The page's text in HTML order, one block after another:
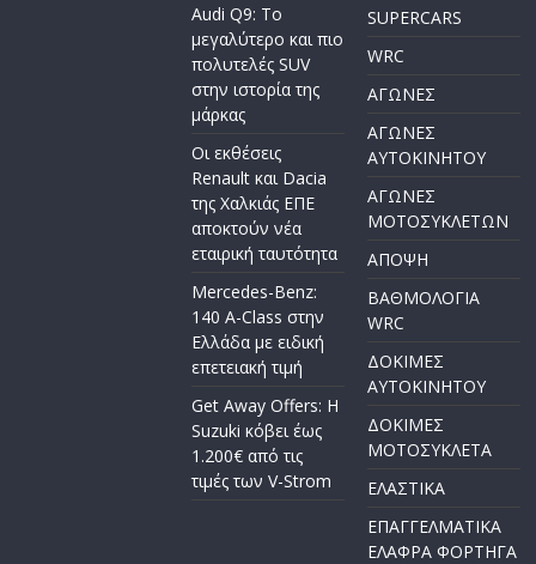
Audi Q9: Το
μεγαλύτερο και πιο
πολυτελές SUV
στην ιστορία της
μάρκας
Οι εκθέσεις
Renault και Dacia
της Χαλκιάς ΕΠΕ
αποκτούν νέα
εταιρική ταυτότητα
Mercedes-Benz:
140 A-Class στην
Ελλάδα με ειδική
επετειακή τιμή
Get Away Offers: Η
Suzuki κόβει έως
1.200€ από τις
τιμές των V-Strom
SUPERCARS
WRC
ΑΓΩΝΕΣ
ΑΓΩΝΕΣ
AYTOKINHTOY
ΑΓΩΝΕΣ
ΜΟΤΟΣΥΚΛΕΤΩΝ
ΑΠΟΨΗ
ΒΑΘΜΟΛΟΓΙΑ
WRC
ΔΟΚΙΜΕΣ
ΑΥΤΟΚΙΝΗΤΟΥ
ΔΟΚΙΜΕΣ
ΜΟΤΟΣΥΚΛΕΤΑ
ΕΛΑΣΤΙΚΑ
ΕΠΑΓΓΕΛΜΑΤΙΚΑ
ΕΛΑΦΡΑ ΦΟΡΤΗΓΑ